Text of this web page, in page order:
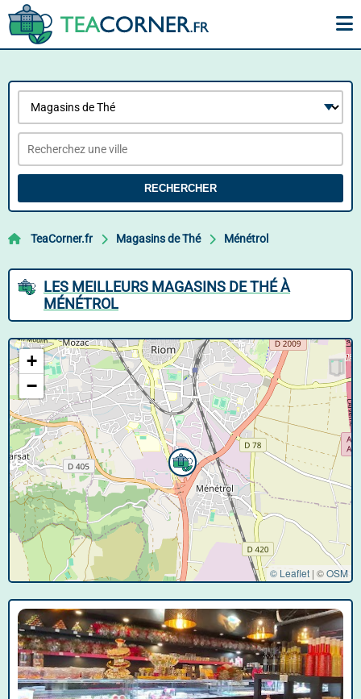
RECHERCHER
TeaCorner.fr Magasins de Thé Ménétrol
LES MEILLEURS MAGASINS DE THÉ À
MÉNÉTROL
+
−
© Leaflet | ©OSM